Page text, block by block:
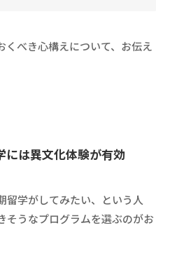
くべき心構えについて、お伝え
には異文化体験が有効
留学がしてみたい、という人
そうなプログラムを選ぶのがお